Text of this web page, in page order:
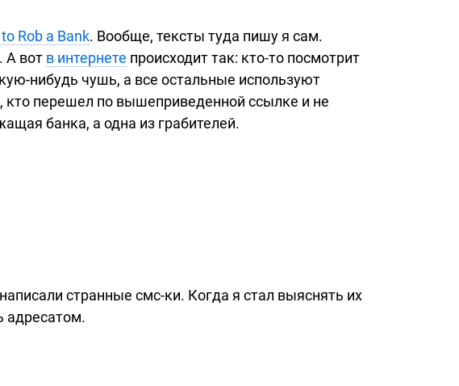
Rob a Bank. Вообще, тексты туда пишу я сам.
А вот в интернете происходит так: кто-то посмотрит
нибудь чушь, а все остальные используют
кто перешел по вышеприведенной ссылке и не
банка, а одна из грабителей.
странныесмс-ки. Когда я стал выяснять их
адресатом.